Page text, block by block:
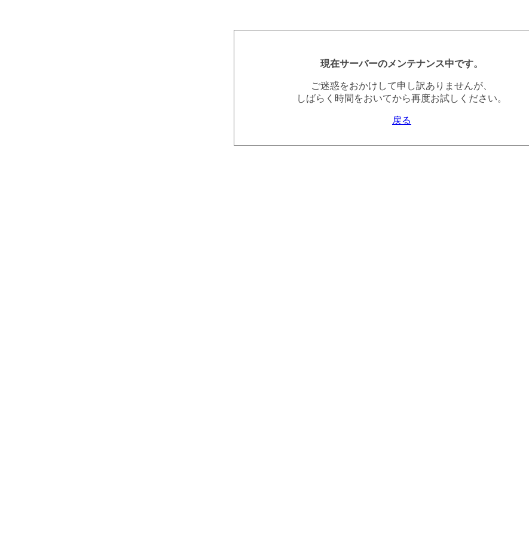
現在サーバーのメンテナンス中です。
ご迷惑をおかけして申し訳ありませんが、
しばらく時間をおいてから再度お試しください。
戻る